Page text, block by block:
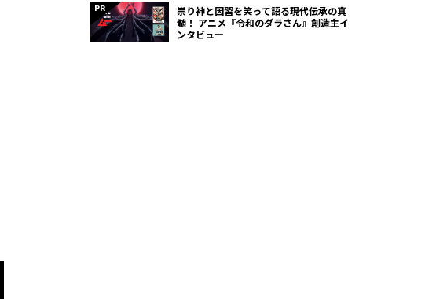
祟り神と因習を笑って語る現代伝承の真
髄！ アニメ『令和のダラさん』創造主イ
ンタビュー